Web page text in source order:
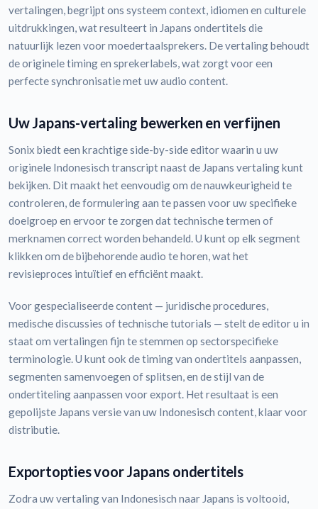
vertalingen, begrijpt ons systeem context, idiomen en culturele
uitdrukkingen, wat resulteert in Japans ondertitels die
natuurlijk lezen voor moedertaalsprekers. De vertaling behoudt
de originele timing en sprekerlabels, wat zorgt voor een
perfecte synchronisatie met uw audio content.
Uw Japans-vertaling bewerken en verfijnen
Sonix biedt een krachtige side-by-side editor waarin u uw
originele Indonesisch transcript naast de Japans vertaling kunt
bekijken. Dit maakt het eenvoudig om de nauwkeurigheid te
controleren, de formulering aan te passen voor uw specifieke
doelgroep en ervoor te zorgen dat technische termen of
merknamen correct worden behandeld. U kunt op elk segment
klikken om de bijbehorende audio te horen, wat het
revisieproces intuïtief en efficiënt maakt.
Voor gespecialiseerde content — juridische procedures,
medische discussies of technische tutorials — stelt de editor u in
staat om vertalingen fijn te stemmen op sectorspecifieke
terminologie. U kunt ook de timing van ondertitels aanpassen,
segmenten samenvoegen of splitsen, en de stijl van de
ondertiteling aanpassen voor export. Het resultaat is een
gepolijste Japans versie van uw Indonesisch content, klaar voor
distributie.
Exportopties voor Japans ondertitels
Zodra uw vertaling van Indonesisch naar Japans is voltooid,